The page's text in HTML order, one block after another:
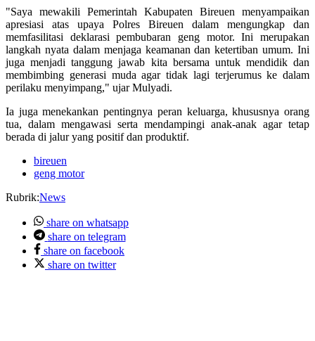
"Saya mewakili Pemerintah Kabupaten Bireuen menyampaikan
apresiasi atas upaya Polres Bireuen dalam mengungkap dan
memfasilitasi deklarasi pembubaran geng motor. Ini merupakan
langkah nyata dalam menjaga keamanan dan ketertiban umum. Ini
juga menjadi tanggung jawab kita bersama untuk mendidik dan
membimbing generasi muda agar tidak lagi terjerumus ke dalam
perilaku menyimpang," ujar Mulyadi.
Ia juga menekankan pentingnya peran keluarga, khususnya orang
tua, dalam mengawasi serta mendampingi anak-anak agar tetap
berada di jalur yang positif dan produktif.
bireuen
geng motor
Rubrik:News
share on whatsapp
share on telegram
share on facebook
share on twitter